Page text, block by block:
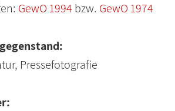
GewO 1994 bzw. GewO 1974
Pressefotografie